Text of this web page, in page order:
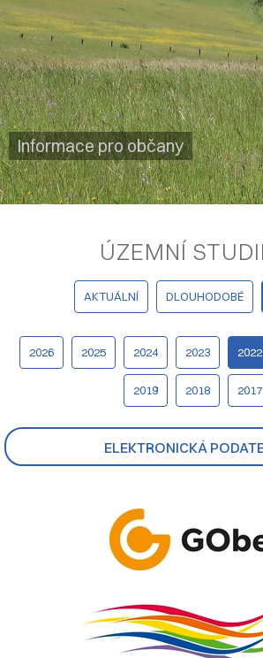
Informace pro občany
ELEKTRONICKÁ
ÚZEMNÍ
AKTUÁLNÍ DLOUHODOBÉ
2026 2025 2024 2023 2022
2019 2018 2017